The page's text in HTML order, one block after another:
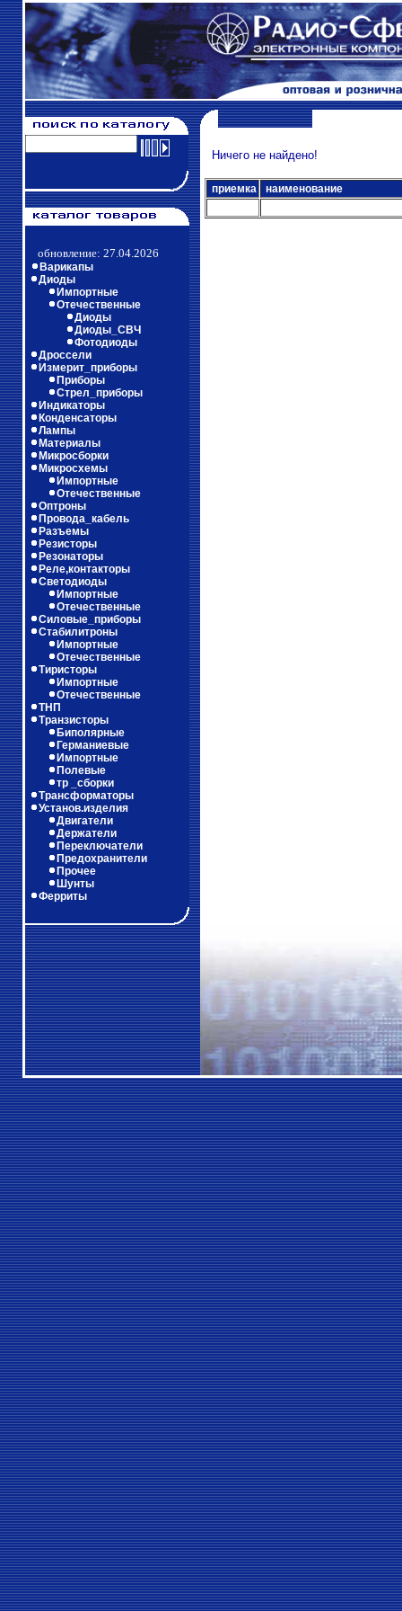
обновление: 27.04.2026
Варикапы
Диоды
Импортные
Отечественные
Диоды
Диоды_СВЧ
Фотодиоды
Дроссели
Измерит_приборы
Приборы
Стрел_приборы
Индикаторы
Конденсаторы
Лампы
Материалы
Микросборки
Микросхемы
Импортные
Отечественные
Оптроны
Провода_кабель
Разъемы
Резисторы
Резонаторы
Реле,контакторы
Светодиоды
Импортные
Отечественные
Силовые_приборы
Стабилитроны
Импортные
Отечественные
Тиристоры
Импортные
Отечественные
ТНП
Транзисторы
Биполярные
Германиевые
Импортные
Полевые
тр _сборки
Трансформаторы
Установ.изделия
Двигатели
Держатели
Переключатели
Предохранители
Прочее
Шунты
Ферриты
Ничего не найдено!
приемка наименование